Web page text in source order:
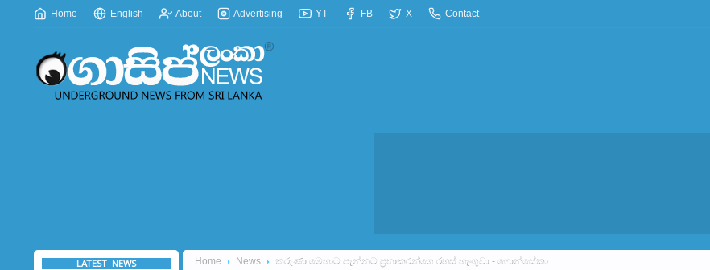
Home English About Advertising YT FB X Contact
LATEST NEWS Home News කරුණා මෙහාට පැන්නට ප්‍රභාකරන්ගෙ රහස් හැංගුවා - ෆොන්සේකා